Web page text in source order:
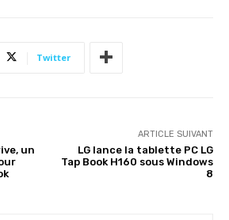
Twitter
un
ARTICLE SUIVANT
LG lance la tablette PC LG
Tap Book H160 sous Windows
8